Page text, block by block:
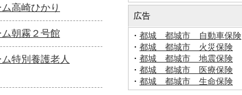
高崎ひかり
朝霧２号館
特別養護老人
広告
・ 都城 都城市 自動車保険
・ 都城 都城市 火災保険
・ 都城 都城市 地震保険
・ 都城 都城市 医療保険
・ 都城 都城市 生命保険